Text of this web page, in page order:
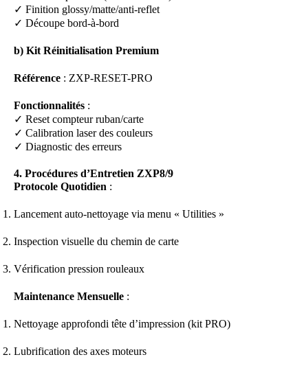
✓ Finition glossy/matte/anti-reflet
✓ Découpe bord-à-bord
b) Kit Réinitialisation Premium
Référence : ZXP-RESET-PRO
Fonctionnalités :
✓ Reset compteur ruban/carte
✓ Calibration laser des couleurs
✓ Diagnostic des erreurs
4. Procédures d’Entretien ZXP8/9
Protocole Quotidien :
Lancement auto-nettoyage via menu « Utilities »
Inspection visuelle du chemin de carte
Vérification pression rouleaux
Maintenance Mensuelle :
Nettoyage approfondi tête d’impression (kit PRO)
Lubrification des axes moteurs